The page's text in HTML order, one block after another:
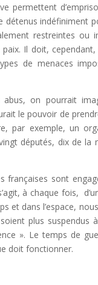
permettent
détenus indéfiniment
restreintes ou
Il doit,
de menaces
on pourrait
le pouvoir de
par exemple, un
députés, dix de la
françaises sont
à chaque fois,
et dans l’espace,
plus suspendus
». Le temps de
doit fonctionner.